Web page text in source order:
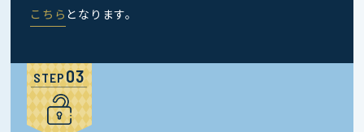
こちら となります。
STEP